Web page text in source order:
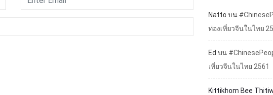
Natto บน
ท่องเที่ยวจีนในไทย
Ed บน
เที่ยวจีนในไทย 2561
Kittikhom Bee